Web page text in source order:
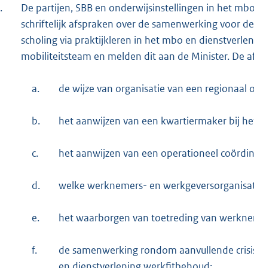
De partijen, SBB en onderwijsinstellingen in het
schriftelijk afspraken over de samenwerking voor
scholing via praktijkleren in het mbo en
mobiliteitsteam en melden dit aan de Minister. De
a. de wijze van organisatie van een regionaal
b. het aanwijzen van een kwartiermaker bij
c. het aanwijzen van een operationeel
d. welke werknemers- en
e. het waarborgen van toetreding van
f.
de samenwerking rondom aanvullende